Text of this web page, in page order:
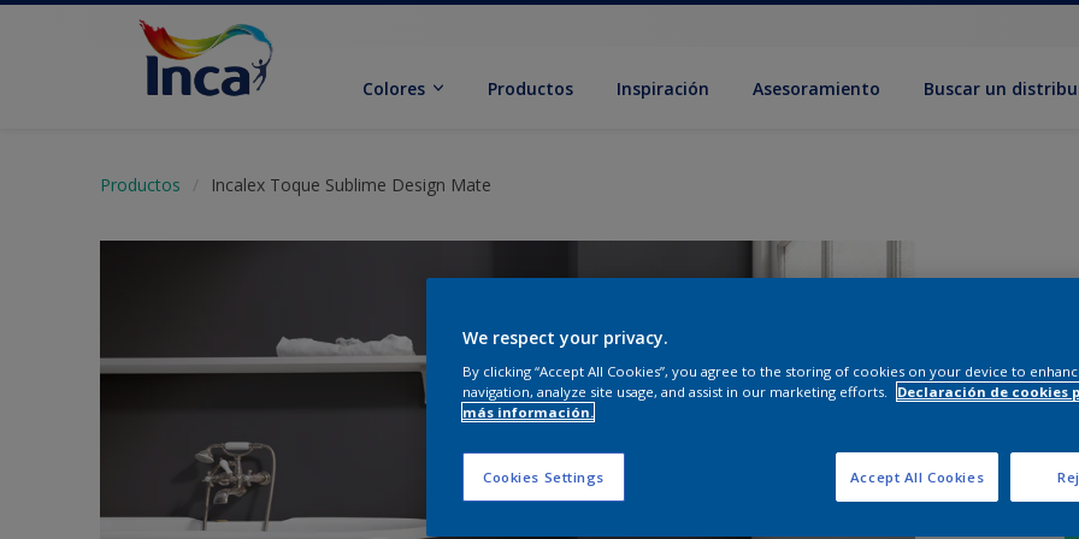
Colores Productos Inspiración Asesoramiento Buscar un
Productos Incalex Toque Sublime Design Mate
We respect your privacy.
By clicking “Accept All Cookies”, you agree to the storing of cookies on your device to
navigation, analyze site usage, and assist in our marketing efforts.
Declaración de cookies
más información.
Cookies Settings Accept All Cookies